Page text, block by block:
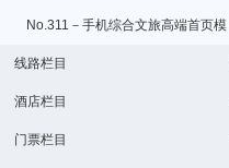
费）
No.311－手机综合文旅高端首页模
板（免费/uniapp版本）
线路栏目
酒店栏目
门票栏目